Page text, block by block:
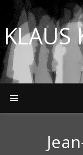
KLAUS